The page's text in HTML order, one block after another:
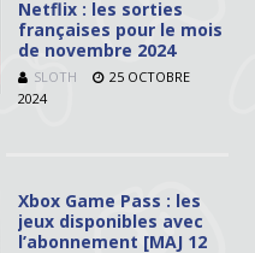
Netflix : les sorties
françaises pour le mois
de novembre 2024
SLOTH
25 OCTOBRE
2024
Xbox Game Pass : les
jeux disponibles avec
l’abonnement [MAJ 12